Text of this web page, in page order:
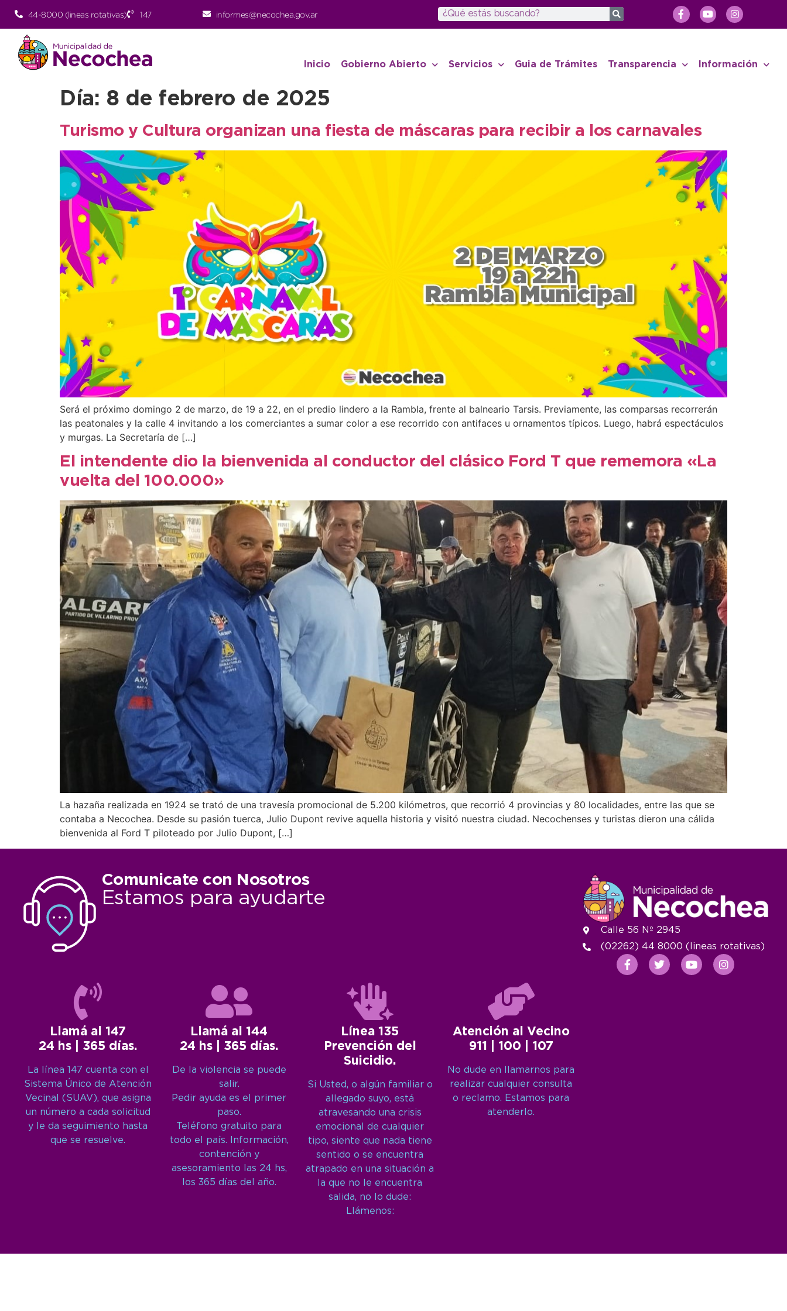
44-8000 (lineas rotativas) 147 informes@necochea.gov.ar
Inicio Gobierno Abierto Servicios Guia de Trámites Transparencia Información
Día: 8 de febrero de 2025
Turismo y Cultura organizan una fiesta de máscaras para recibir a los carnavales
Será el próximo domingo 2 de marzo, de 19 a 22, en el predio lindero a la Rambla, frente al balneario Tarsis. Previamente, las comparsas recorrerán
las peatonales y la calle 4 invitando a los comerciantes a sumar color a ese recorrido con antifaces u ornamentos típicos. Luego, habrá espectáculos
y murgas. La Secretaría de […]
El intendente dio la bienvenida al conductor del clásico Ford T que rememora «La
vuelta del 100.000»
La hazaña realizada en 1924 se trató de una travesía promocional de 5.200 kilómetros, que recorrió 4 provincias y 80 localidades, entre las que se
contaba a Necochea. Desde su pasión tuerca, Julio Dupont revive aquella historia y visitó nuestra ciudad. Necochenses y turistas dieron una cálida
bienvenida al Ford T piloteado por Julio Dupont, […]
Comunicate con Nosotros
Estamos para ayudarte
Llamá al 147
24 hs | 365 días.
La línea 147 cuenta con el
Sistema Único de Atención
Vecinal (SUAV), que asigna
un número a cada solicitud
y le da seguimiento hasta
que se resuelve.
Llamá al 144
24 hs | 365 días.
De la violencia se puede
salir.
Pedir ayuda es el primer
paso.
Teléfono gratuito para
todo el país. Información,
contención y
asesoramiento las 24 hs,
los 365 días del año.
Línea 135
Prevención del
Suicidio.
Si Usted, o algún familiar o
allegado suyo, está
atravesando una crisis
emocional de cualquier
tipo, siente que nada tiene
sentido o se encuentra
atrapado en una situación a
la que no le encuentra
salida, no lo dude:
Llámenos:
Atención al Vecino
911 | 100 | 107
No dude en llamarnos para
realizar cualquier consulta
o reclamo. Estamos para
atenderlo.
Calle 56 Nº 2945
(02262) 44 8000 (lineas rotativas)